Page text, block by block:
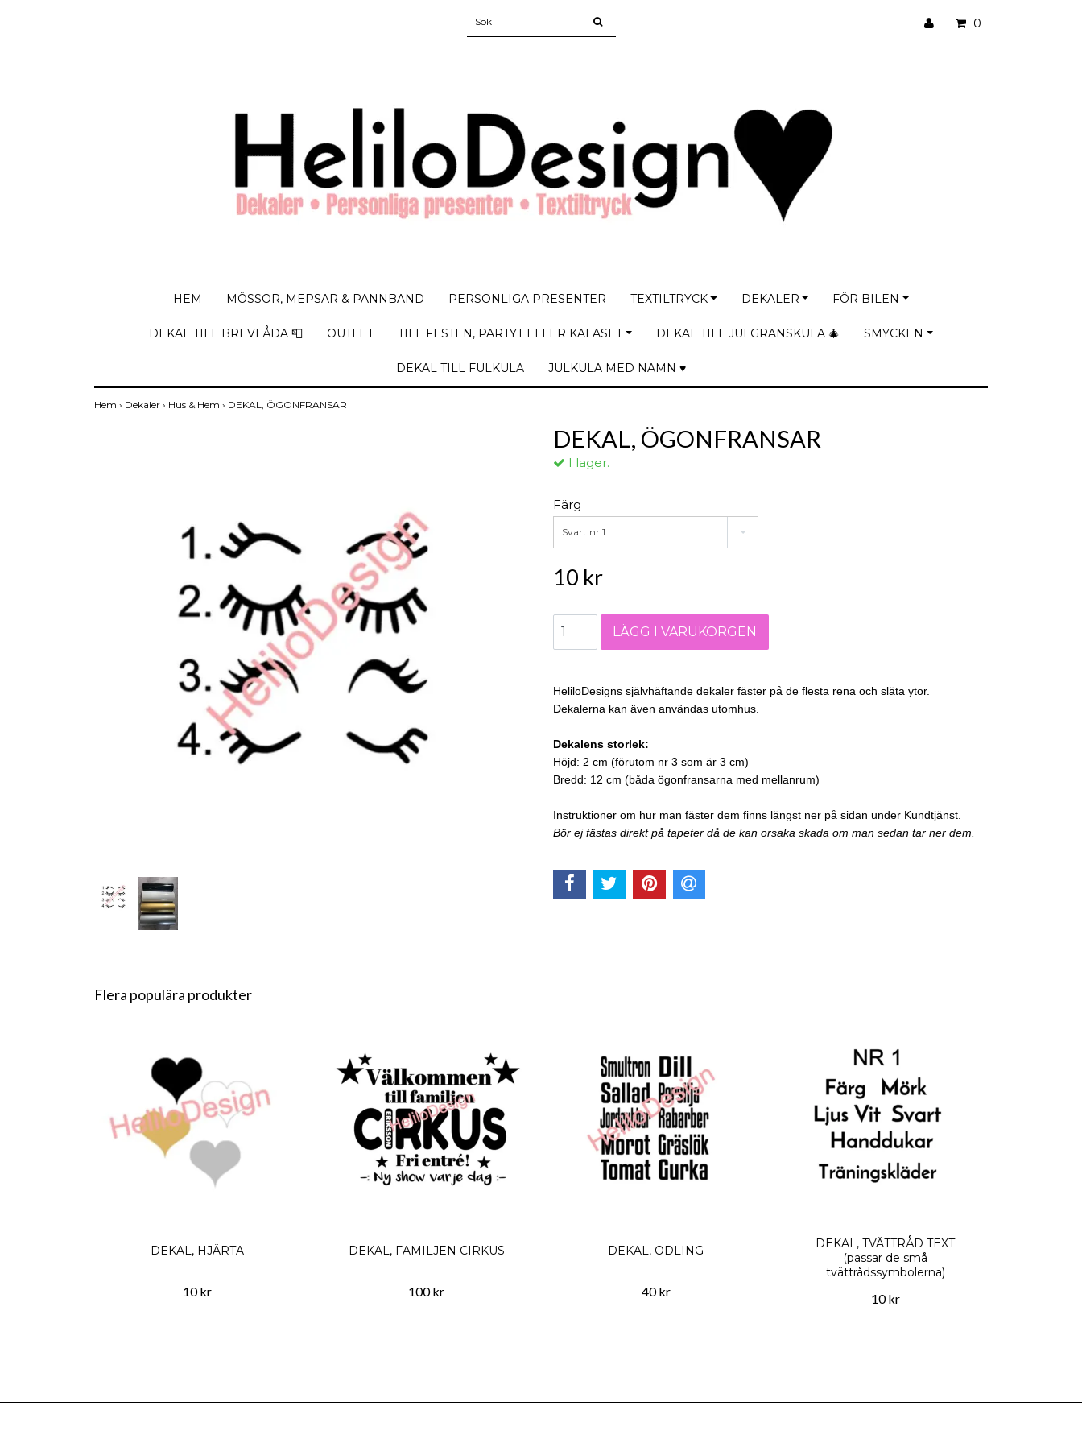
0
HEM MÖSSOR, MEPSAR & PANNBAND PERSONLIGA PRESENTER TEXTILTRYCK DEKALER FÖR BILEN
DEKAL TILL BREVLÅDA 📮 OUTLET TILL FESTEN, PARTYT ELLER KALASET DEKAL TILL JULGRANSKULA 🎄 SMYCKEN
DEKAL TILL FULKULA JULKULA MED NAMN ♥
Hem › Dekaler › Hus & Hem › DEKAL, ÖGONFRANSAR
DEKAL, ÖGONFRANSAR
I lager.
Färg
Svart nr 1
10 kr
HeliloDesigns självhäftande dekaler fäster på de flesta rena och släta ytor.
Dekalerna kan även användas utomhus.
Dekalens storlek:
Höjd: 2 cm (förutom nr 3 som är 3 cm)
Bredd: 12 cm (båda ögonfransarna med mellanrum)
Instruktioner om hur man fäster dem finns längst ner på sidan under Kundtjänst.
Bör ej fästas direkt på tapeter då de kan orsaka skada om man sedan tar ner dem.
Flera populära produkter
DEKAL, HJÄRTA
10 kr
DEKAL, FAMILJEN CIRKUS
100 kr
DEKAL, ODLING
40 kr
DEKAL, TVÄTTRÅD TEXT
(passar de små
tvättrådssymbolerna)
10 kr